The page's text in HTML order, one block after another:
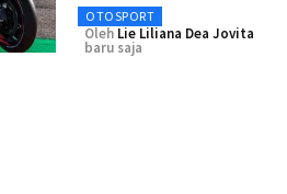
OTOSPORT
Oleh Lie Liliana Dea Jovita
baru saja